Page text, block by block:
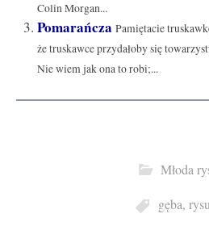
Colin Morgan...
Pomarańcza Pamiętacie
że truskawce przydałoby się
Nie wiem jak ona to robi;...
Młoda
gęba,